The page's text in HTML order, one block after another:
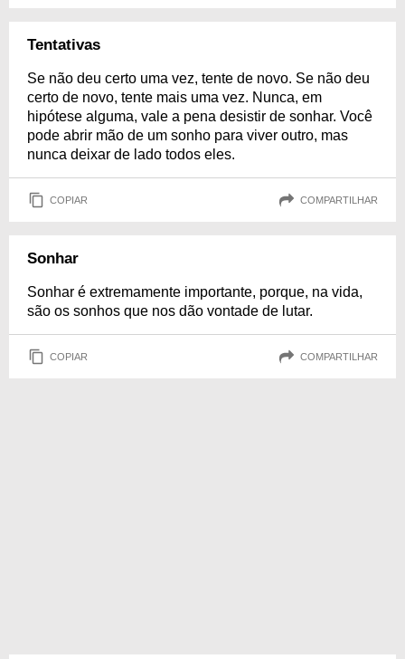
Tentativas
Se não deu certo uma vez, tente de novo. Se não deu
certo de novo, tente mais uma vez. Nunca, em
hipótese alguma, vale a pena desistir de sonhar. Você
pode abrir mão de um sonho para viver outro, mas
nunca deixar de lado todos eles.
COPIAR COMPARTILHAR
Sonhar
Sonhar é extremamente importante, porque, na vida,
são os sonhos que nos dão vontade de lutar.
COPIAR COMPARTILHAR